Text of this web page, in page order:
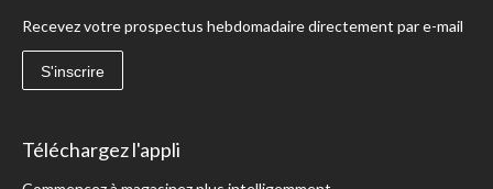
Recevez votre prospectus hebdomadaire directement par e-mail
S'inscrire
Téléchargez l'appli